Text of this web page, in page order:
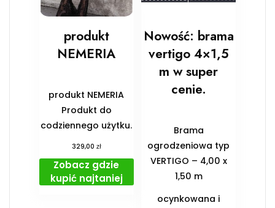
produkt
NEMERIA
produkt NEMERIA
Produkt do
codziennego użytku.
329,00 zł
Zobacz gdzie
kupić najtaniej
Nowość: brama
vertigo 4×1,5
m w super
cenie.
Brama
ogrodzeniowa typ
VERTIGO – 4,00 x
1,50 m
ocynkowana i